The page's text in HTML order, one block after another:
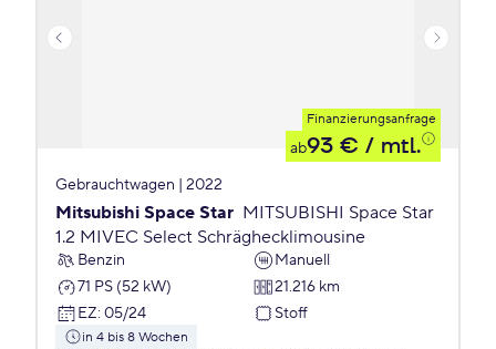
Finanzierungsanfrage
ab93 € / mtl.
Gebrauchtwagen | 2022
Mitsubishi Space Star MITSUBISHI Space Star
1.2 MIVEC Select Schräghecklimousine
Benzin
Manuell
71 PS (52 kW)
21.216 km
EZ: 05/24 Stoff
in 4 bis 8 Wochen